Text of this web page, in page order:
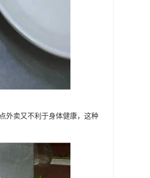
外卖又不利于身体健康，这种